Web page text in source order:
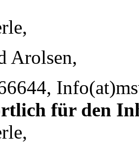
Arolsen,
für den